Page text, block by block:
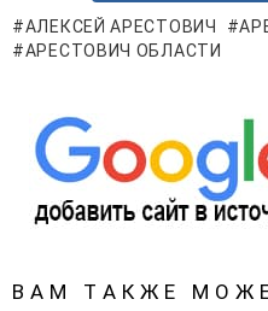
АЛЕКСЕЙ АРЕСТОВИЧ
АРЕСТОВИЧ ОБЛАСТИ
ВАМ ТАКЖЕ